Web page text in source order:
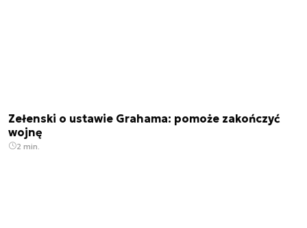
Zełenski o ustawie Grahama: pomoże zakończyć
wojnę
2 min.